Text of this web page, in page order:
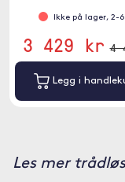
Ikke på lager, 2-
3 429 kr 4
Legg i
Les mer